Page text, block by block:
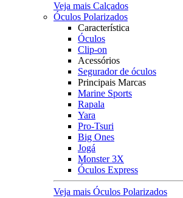
Veja mais Calçados
Óculos Polarizados
Característica
Óculos
Clip-on
Acessórios
Segurador de óculos
Principais Marcas
Marine Sports
Rapala
Yara
Pro-Tsuri
Big Ones
Jogá
Monster 3X
Óculos Express
Veja mais Óculos Polarizados